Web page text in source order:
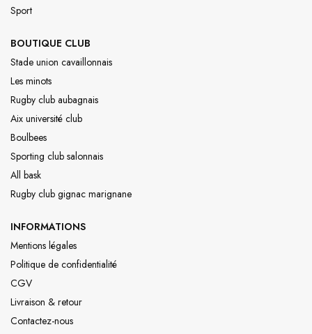
Sport
BOUTIQUE CLUB
Stade union cavaillonnais
Les minots
Rugby club aubagnais
Aix université club
Boulbees
Sporting club salonnais
All bask
Rugby club gignac marignane
INFORMATIONS
Mentions légales
Politique de confidentialité
CGV
Livraison & retour
Contactez-nous